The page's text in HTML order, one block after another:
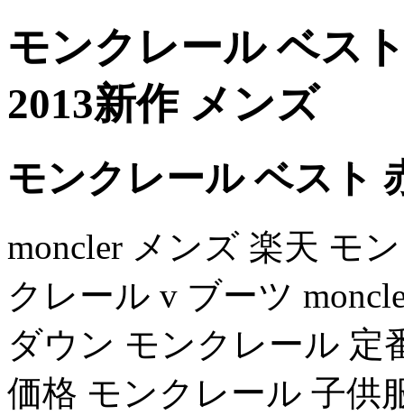
モンクレール ベス
2013新作 メンズ
モンクレール ベスト
moncler メンズ 楽天 モ
クレール v ブーツ
ダウン モンクレール 定
価格 モンクレール 子供